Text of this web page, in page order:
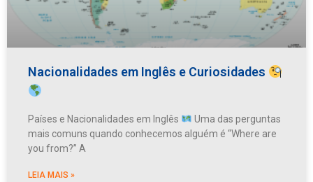
Nacionalidades em Inglês e Curiosidades
Países e Nacionalidades em Inglês
Uma das perguntas
mais comuns quando conhecemos alguém é “Where are
you from?” A
LEIA MAIS »